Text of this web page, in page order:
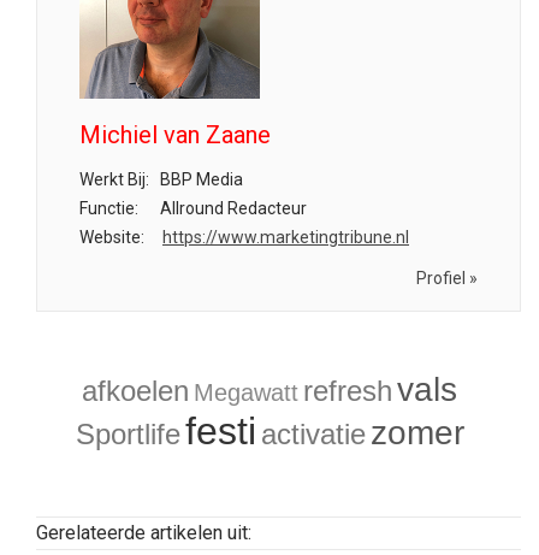
Michiel van Zaane
Werkt Bij:
BBP Media
Functie:
Allround Redacteur
Website:
https://www.marketingtribune.nl
Profiel »
afkoelen Megawatt refreshvals
Sportlifefesti activatie zomer
Gerelateerde artikelen uit: